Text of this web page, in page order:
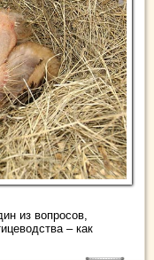
из вопросов,
– как